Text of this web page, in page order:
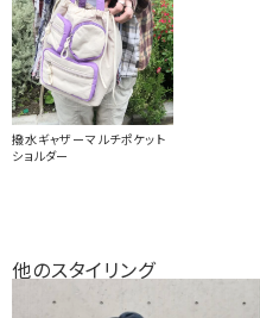
撥水ギャザーマルチポケット
ショルダー
他のスタイリング